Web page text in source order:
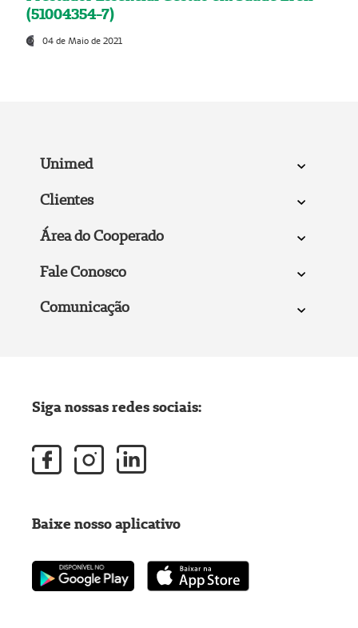
(51004354-7)
04 de Maio de 2021
Unimed
Clientes
Área do Cooperado
Fale Conosco
Comunicação
Siga nossas redes sociais:
Baixe nosso aplicativo